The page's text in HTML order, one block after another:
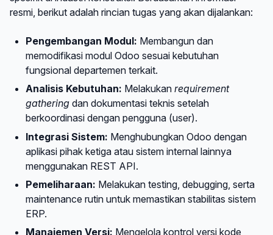
resmi, berikut adalah rincian tugas yang akan dijalankan:
Pengembangan Modul: Membangun dan
memodifikasi modul Odoo sesuai kebutuhan
fungsional departemen terkait.
Analisis Kebutuhan: Melakukan requirement
gatheringdan dokumentasi teknis setelah
berkoordinasi dengan pengguna (user).
Integrasi Sistem: Menghubungkan Odoo dengan
aplikasi pihak ketiga atau sistem internal lainnya
menggunakan REST API.
Pemeliharaan: Melakukan testing, debugging, serta
maintenance rutin untuk memastikan stabilitas sistem
ERP.
Manajemen Versi: Mengelola kontrol versi kode